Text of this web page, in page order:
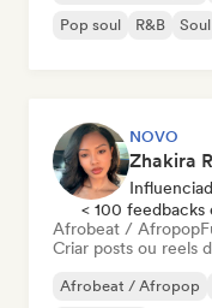
Pop soul
R&B Soul
NOVO
Zhakira
< 100 feedbacks
Afrobeat / Afropop
Criar posts ou reels
Afrobeat / Afropop